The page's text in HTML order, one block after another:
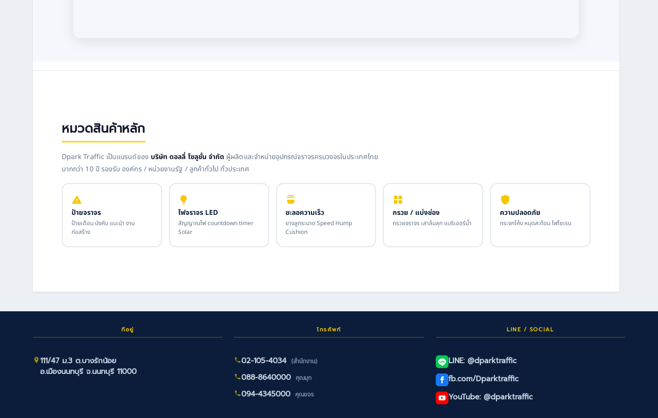
หมวดสินค้าหลัก
Dpark Traffic เป็นแบรนด์ของ บริษัท ดอลลี่ โซลูชั่น จำกัด ผู้ผลิตและจำหน่ายอุปกรณ์จราจรครบวงจรในประเทศไทย
มากกว่า 10 ปี รองรับ องค์กร / หน่วยงานรัฐ / ลูกค้าทั่วไป ทั่วประเทศ
ป้ายจราจร
ป้ายเตือน บังคับ แนะนำ งาน
ก่อสร้าง
ไฟจราจร LED
สัญญาณไฟ countdown timer
Solar
ชะลอความเร็ว
ยางลูกระนาด Speed Hump
Cushion
กรวย / แบ่งช่อง
กรวยจราจร เสาล้มลุก แบริเออร์น้ำ
ความปลอดภัย
กระจกโค้ง หมุดสะท้อน ไฟไซเรน
ที่อยู่
111/47 ม.3 ต.บางรักน้อย
อ.เมืองนนทบุรี จ.นนทบุรี 11000
โทรศัพท์
02-105-4034 (สำนักงาน)
088-8640000 คุณมุก
094-4345000 คุณขจร
LINE / SOCIAL
LINE: @dparktraffic
fb.com/Dparktraffic
YouTube: @dparktraffic